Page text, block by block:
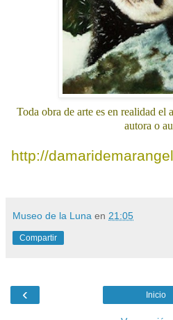
Toda obra de arte es en realidad el
autora o
http://
Museo de la Luna en 21:05
Compartir
‹ Inicio